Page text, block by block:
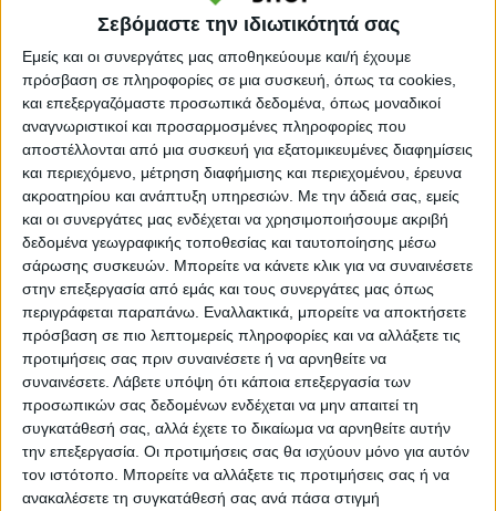
Σεβόμαστε την ιδιωτικότητά σας
Εμείς και οι συνεργάτες μας αποθηκεύουμε και/ή έχουμε
πρόσβαση σε πληροφορίες σε μια συσκευή, όπως τα cookies,
και επεξεργαζόμαστε προσωπικά δεδομένα, όπως μοναδικοί
αναγνωριστικοί και προσαρμοσμένες πληροφορίες που
αποστέλλονται από μια συσκευή για εξατομικευμένες διαφημίσεις
και περιεχόμενο, μέτρηση διαφήμισης και περιεχομένου, έρευνα
ακροατηρίου και ανάπτυξη υπηρεσιών. Με την άδειά σας, εμείς
και οι συνεργάτες μας ενδέχεται να χρησιμοποιήσουμε ακριβή
δεδομένα γεωγραφικής τοποθεσίας και ταυτοποίησης μέσω
σάρωσης συσκευών. Μπορείτε να κάνετε κλικ για να συναινέσετε
στην επεξεργασία από εμάς και τους συνεργάτες μας όπως
περιγράφεται παραπάνω. Εναλλακτικά, μπορείτε να αποκτήσετε
πρόσβαση σε πιο λεπτομερείς πληροφορίες και να αλλάξετε τις
προτιμήσεις σας πριν συναινέσετε ή να αρνηθείτε να
συναινέσετε. Λάβετε υπόψη ότι κάποια επεξεργασία των
προσωπικών σας δεδομένων ενδέχεται να μην απαιτεί τη
συγκατάθεσή σας, αλλά έχετε το δικαίωμα να αρνηθείτε αυτήν
την επεξεργασία. Οι προτιμήσεις σας θα ισχύουν μόνο για αυτόν
τον ιστότοπο. Μπορείτε να αλλάξετε τις προτιμήσεις σας ή να
ανακαλέσετε τη συγκατάθεσή σας ανά πάσα στιγμή
Κατηγορία:
ΕΠΙΠΛΑ TV
Tag:
ΕΠΙΠΛΑ TV
Μάρκα:Megapap
Εγγυημένες & Ασφαλείς Συναλλαγές
Περιγραφή Πληροφορίες Ερωτήσεις
Έπιπλο τηλεόρασης Lava Megapap χρώμα rota oak –
ανθρακί 150x35x51,3εκ.